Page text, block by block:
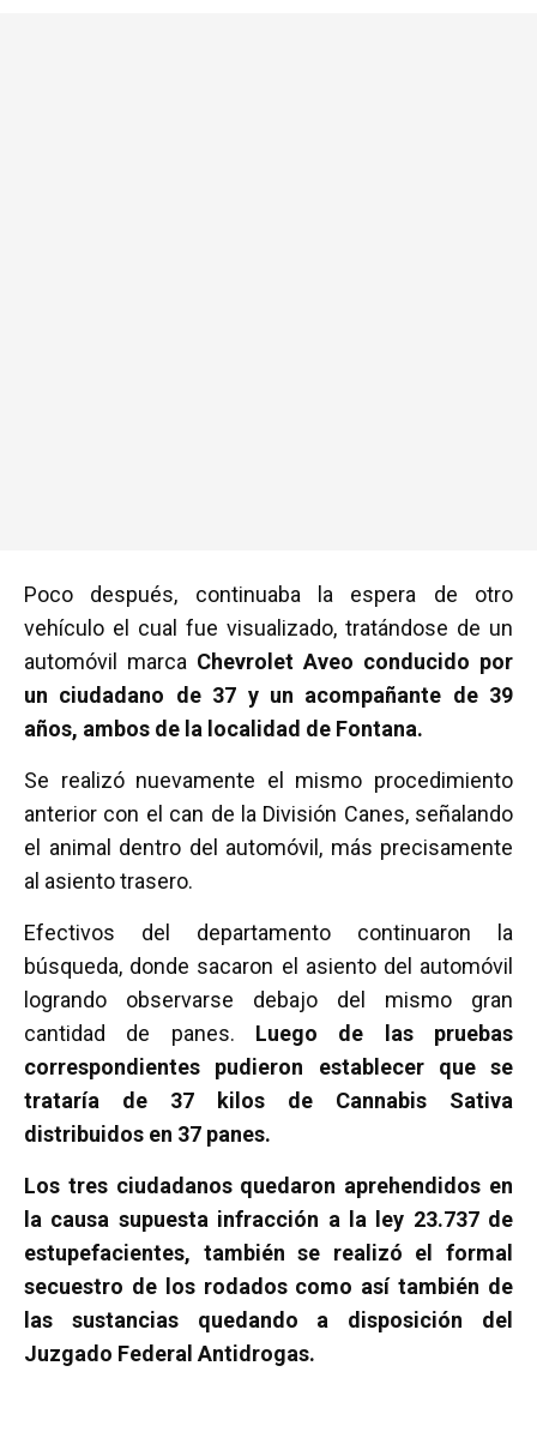
Poco después, continuaba la espera de otro
vehículo el cual fue visualizado, tratándose de un
automóvil marca Chevrolet Aveo conducido por
un ciudadano de 37 y un acompañante de 39
años, ambos de la localidad de Fontana.
Se realizó nuevamente el mismo procedimiento
anterior con el can de la División Canes, señalando
el animal dentro del automóvil, más precisamente
al asiento trasero.
Efectivos del departamento continuaron la
búsqueda, donde sacaron el asiento del automóvil
logrando observarse debajo del mismo gran
cantidad de panes. Luego de las pruebas
correspondientes pudieron establecer que se
trataría de 37 kilos de Cannabis Sativa
distribuidos en 37 panes.
Los tres ciudadanos quedaron aprehendidos en
la causa supuesta infracción a la ley 23.737 de
estupefacientes, también se realizó el formal
secuestro de los rodados como así también de
las sustancias quedando a disposición del
Juzgado Federal Antidrogas.